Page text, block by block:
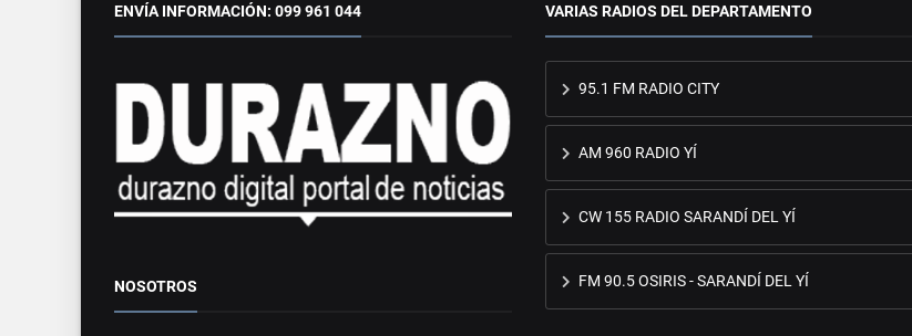
ENVÍA INFORMACIÓN: 099 961 044
NOSOTROS
VARIAS RADIOS DEL DEPARTAMENTO
95.1 FM RADIO CITY
AM 960 RADIO YÍ
CW 155 RADIO SARANDÍ DEL YÍ
FM 90.5 OSIRIS - SARANDÍ DEL YÍ